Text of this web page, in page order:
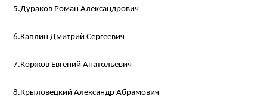
5.Дураков Роман Александрович
6.Каплин Дмитрий Сергеевич
7.Коржов Евгений Анатольевич
8.Крыловецкий Александр Абрамович